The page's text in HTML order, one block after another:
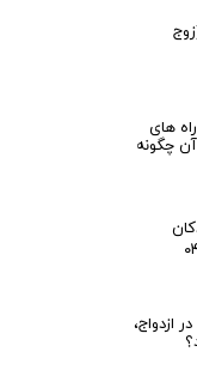
های
چگونه
ازدواج،